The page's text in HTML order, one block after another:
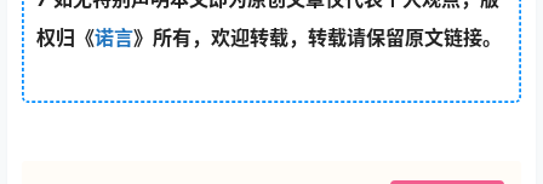
权归《诺言》所有，欢迎转载，转载请保留原文链接。